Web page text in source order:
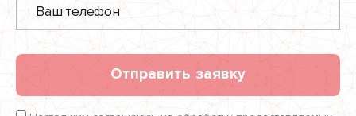
Отправить заявку